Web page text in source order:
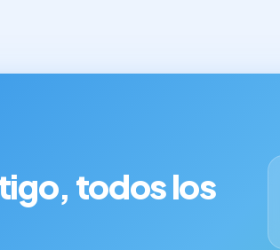
todos los